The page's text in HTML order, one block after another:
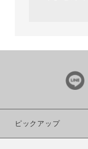
ピックアップ